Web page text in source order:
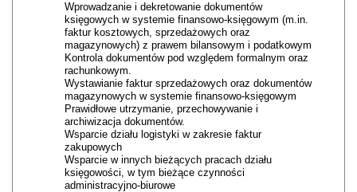
Wprowadzanie i dekretowanie dokumentów
księgowych w systemie finansowo-księgowym (m.in.
faktur kosztowych, sprzedażowych oraz
magazynowych) z prawem bilansowym i podatkowym
Kontrola dokumentów pod względem formalnym oraz
rachunkowym.
Wystawianie faktur sprzedażowych oraz dokumentów
magazynowych w systemie finansowo-księgowym
Prawidłowe utrzymanie, przechowywanie i
archiwizacja dokumentów.
Wsparcie działu logistyki w zakresie faktur
zakupowych
Wsparcie w innych bieżących pracach działu
księgowości, w tym bieżące czynności
administracyjno-biurowe